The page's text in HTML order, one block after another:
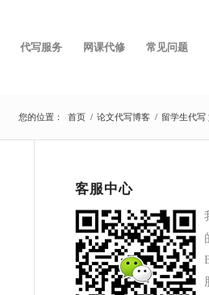
代写服务 网课代修 常见问题
您的位置： 首页 / 论文代写博客 / 留学生代写
客服中心